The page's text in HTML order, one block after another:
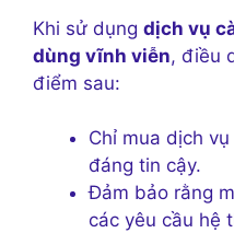
Khi sử dụng dịch vụ
dùng vĩnh viễn, điều
điểm sau:
Chỉ mua dịch
đáng tin cậy.
Đảm bảo rằng
các yêu cầu hệ